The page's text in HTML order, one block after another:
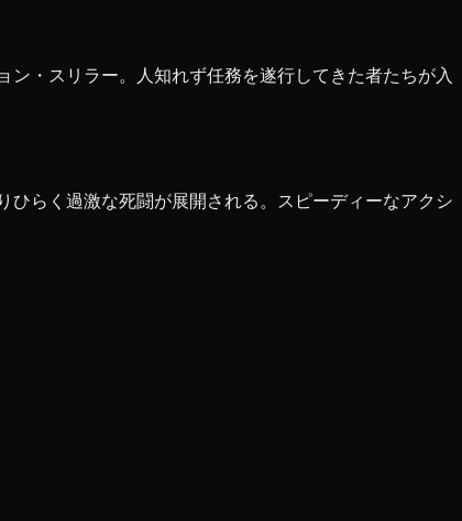
・スリラー。人知れず任務を遂行してきた者たちが入
らく過激な死闘が展開される。スピーディーなアクシ